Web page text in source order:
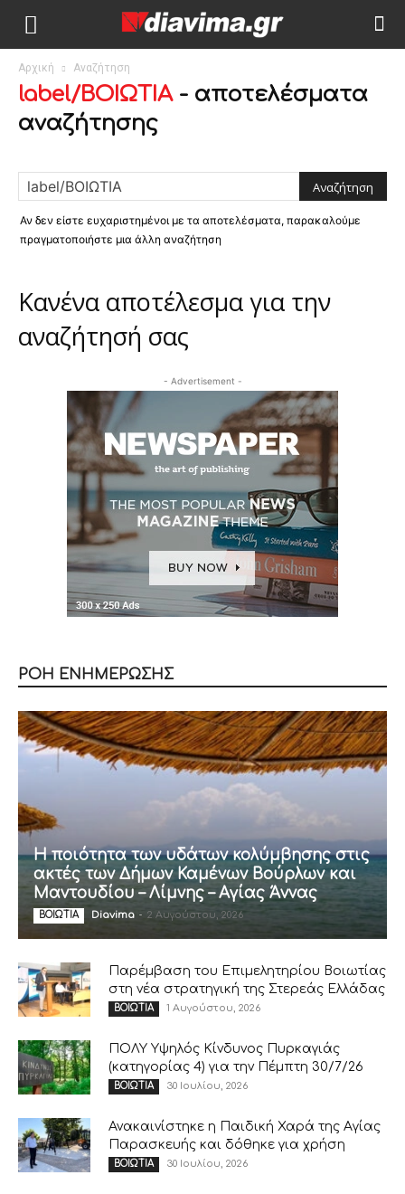
Αρχική Αναζήτηση
label/ΒΟΙΩΤΙΑ- αποτελέσματα
αναζήτησης
Αν δεν είστε ευχαριστημένοι με τα αποτελέσματα, παρακαλούμε
πραγματοποιήστε μια άλλη αναζήτηση
Κανένα αποτέλεσμα για την
αναζήτησή σας
- Advertisement -
ΡΟΗ ΕΝΗΜΕΡΩΣΗΣ
Η ποιότητα των υδάτων κολύμβησης στις
ακτές των Δήμων Καμένων Βούρλων και
Μαντουδίου – Λίμνης – Αγίας Άννας
ΒΟΙΩΤΙΑ Diavima - 2 Αυγούστου, 2026
Παρέμβαση του Επιμελητηρίου Βοιωτίας
στη νέα στρατηγική της Στερεάς Ελλάδας
ΒΟΙΩΤΙΑ 1 Αυγούστου, 2026
ΠΟΛΥ Υψηλός Κίνδυνος Πυρκαγιάς
(κατηγορίας 4) για την Πέμπτη 30/7/26
ΒΟΙΩΤΙΑ 30 Ιουλίου, 2026
Ανακαινίστηκε η Παιδική Χαρά της Αγίας
Παρασκευής και δόθηκε για χρήση
ΒΟΙΩΤΙΑ 30 Ιουλίου, 2026